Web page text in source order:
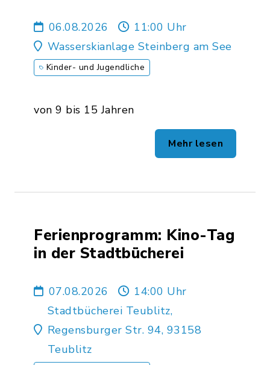
06.08.2026
11:00 Uhr
Wasserskianlage Steinberg am See
Kinder- und Jugendliche
von 9 bis 15 Jahren
Mehr lesen
Ferienprogramm: Kino-Tag
in der Stadtbücherei
07.08.2026
14:00 Uhr
Stadtbücherei Teublitz,
Regensburger Str. 94, 93158
Teublitz